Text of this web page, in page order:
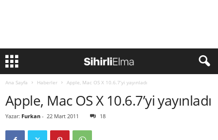
Ana Sayfa Haberler Apple, Mac OS X 10.6.7’yi yayınladı
Apple, Mac OS X 10.6.7’yi yayınladı
Yazar: Furkan - 22 Mart 2011 18